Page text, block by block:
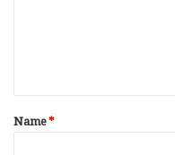
*
Name*